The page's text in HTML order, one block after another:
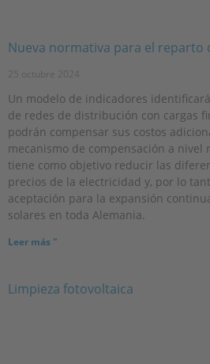
Nueva normativa para el reparto
25 octubre 2024
Un modelo de indicadores
de redes de distribución con cargas
podrán compensar sus costos
mecanismo de compensación a nivel
tiene como objetivo reducir las
precios de la electricidad y, por lo
aceptación para la expansión
solares en toda Alemania.
Leer más "